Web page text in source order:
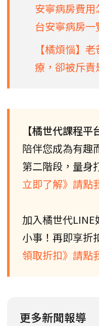
安寧病房費
台安寧病房
【橘煩惱】
療，卻被斥責
【橘世代課程平
陪伴您成為有趣
第二階段，量身
立即了解》請點
加入橘世代
小事！再即享折
領取折扣》請點
更多新聞報導